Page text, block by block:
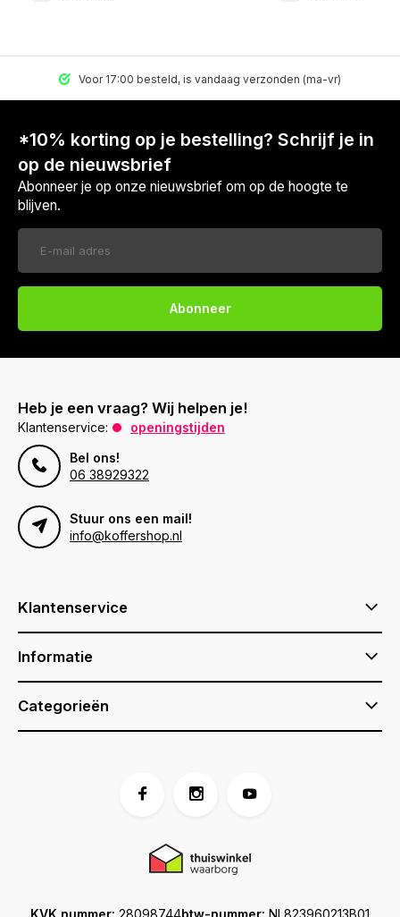
Voor 17:00 besteld, is vandaag verzonden (ma-vr)
*10% korting op je bestelling? Schrijf je in
op de nieuwsbrief
Abonneer je op onze nieuwsbrief om op de hoogte te
blijven.
Abonneer
Heb je een vraag? Wij helpen je!
Klantenservice:
openingstijden
Bel ons!
06 38929322
Stuur ons een mail!
info@koffershop.nl
Klantenservice
Informatie
Categorieën
KVK nummer: 28098744btw-nummer: NL823960213B01